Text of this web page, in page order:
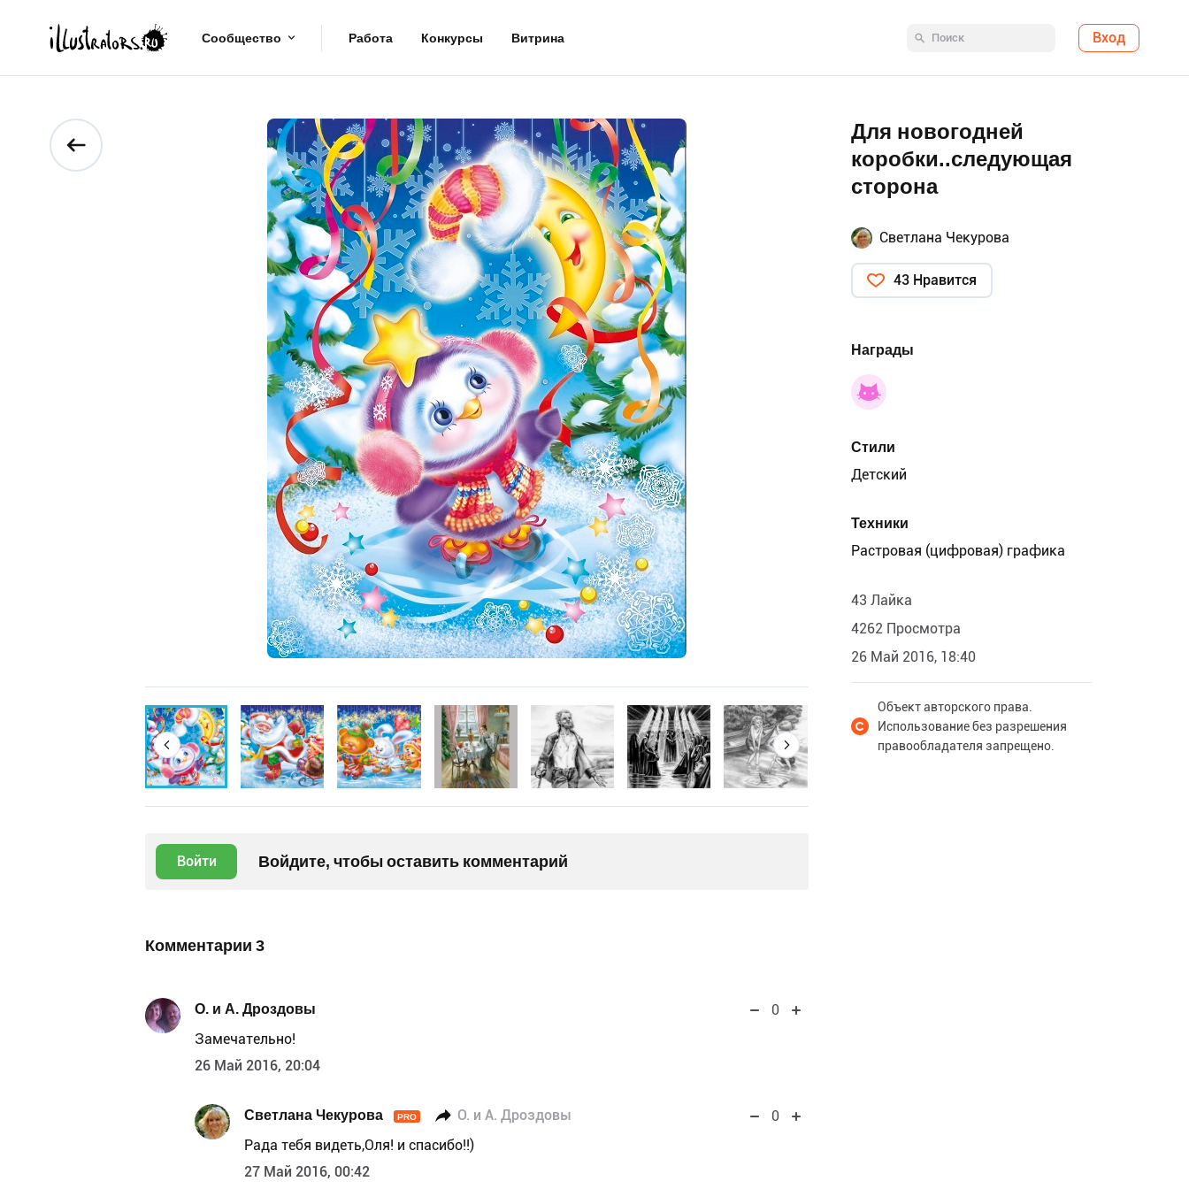
Сообщество Работа Конкурсы Витрина Вход
Войти Войдите, чтобы оставить комментарий
Комментарии 3
О. и А. Дроздовы
0
Замечательно!
26 Май 2016, 20:04
Светлана Чекурова PRO О. и А. Дроздовы
0
Рада тебя видеть,Оля! и спасибо!!)
27 Май 2016, 00:42
Для новогодней
коробки..следующая
сторона
Светлана Чекурова
43 Нравится
Награды
Стили
Детский
Техники
Растровая (цифровая) графика
43 Лайка
4262 Просмотра
26 Май 2016, 18:40
Объект авторского права.
Использование без разрешения
правообладателя запрещено.